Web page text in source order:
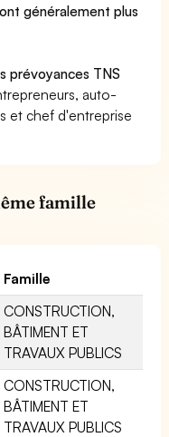
généralement plus
prévoyances TNS
auto-
et chef d'entreprise
famille
Famille
CONSTRUCTION,
BÂTIMENT ET
TRAVAUX PUBLICS
CONSTRUCTION,
BÂTIMENT ET
TRAVAUX PUBLICS